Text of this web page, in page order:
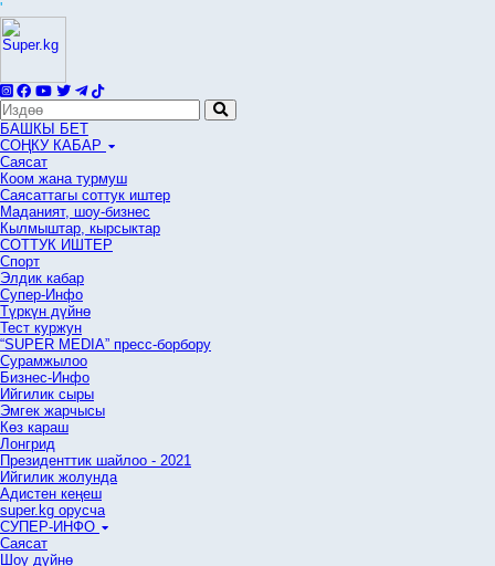
'
БАШКЫ БЕТ
СОҢКУ КАБАР
Саясат
Коом жана турмуш
Саясаттагы соттук иштер
Маданият, шоу-бизнес
Кылмыштар, кырсыктар
СОТТУК ИШТЕР
Спорт
Элдик кабар
Супер-Инфо
Түркүн дүйнө
Тест куржун
“SUPER MEDIA” пресс-борбору
Сурамжылоо
Бизнес-Инфо
Ийгилик сыры
Эмгек жарчысы
Көз караш
Лонгрид
Президенттик шайлоо - 2021
Ийгилик жолунда
Адистен кеңеш
super.kg орусча
СУПЕР-ИНФО
Саясат
Шоу дүйнө